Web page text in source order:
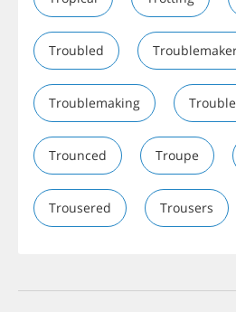
Troubled
Troublemaking
Trounced Troupe
Trousered Trousers